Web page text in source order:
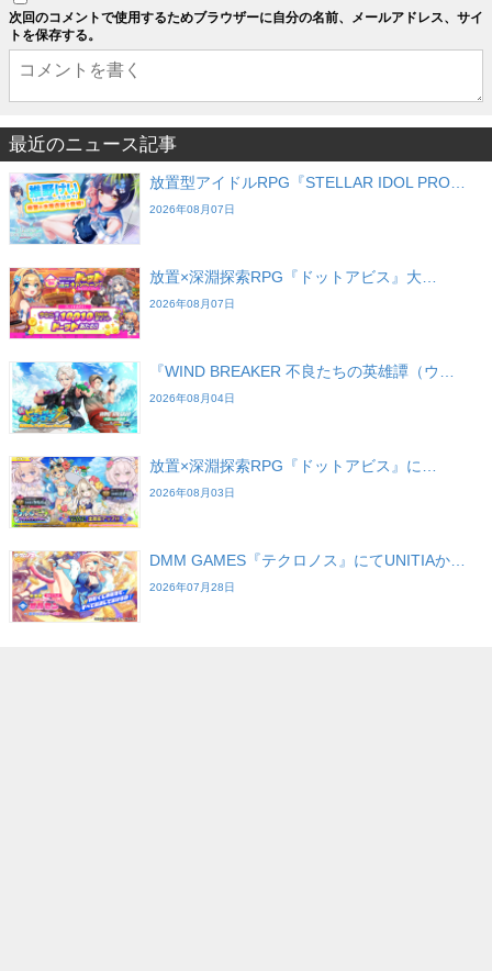
次回のコメントで使用するためブラウザーに自分の名前、メールアドレス、サイ
トを保存する。
最近のニュース記事
放置型アイドルRPG『STELLAR IDOL PRO…
2026年08月07日
放置×深淵探索RPG『ドットアビス』大…
2026年08月07日
『WIND BREAKER 不良たちの英雄譚（ウ…
2026年08月04日
放置×深淵探索RPG『ドットアビス』に…
2026年08月03日
DMM GAMES『テクロノス』にてUNITIAか…
2026年07月28日